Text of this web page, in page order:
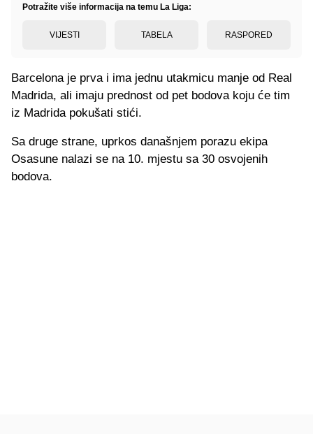
Potražite više informacija na temu La Liga:
VIJESTI TABELA RASPORED
Barcelona je prva i ima jednu utakmicu manje od Real
Madrida, ali imaju prednost od pet bodova koju će tim
iz Madrida pokušati stići.
Sa druge strane, uprkos današnjem porazu ekipa
Osasune nalazi se na 10. mjestu sa 30 osvojenih
bodova.